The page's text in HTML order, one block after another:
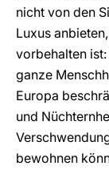
nicht von den
Luxus
vorbehalten
ganze
Europa
und
bewohnen